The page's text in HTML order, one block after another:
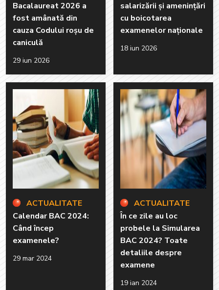
Bacalaureat 2026 a
fost amânată din
cauza Codului roșu de
caniculă
29 iun 2026
salarizării și amenințări
cu boicotarea
examenelor naționale
18 iun 2026
ACTUALITATE
Calendar BAC 2024:
Când încep
examenele?
29 mar 2024
ACTUALITATE
În ce zile au loc
probele la Simularea
BAC 2024? Toate
detaliile despre
examene
19 ian 2024